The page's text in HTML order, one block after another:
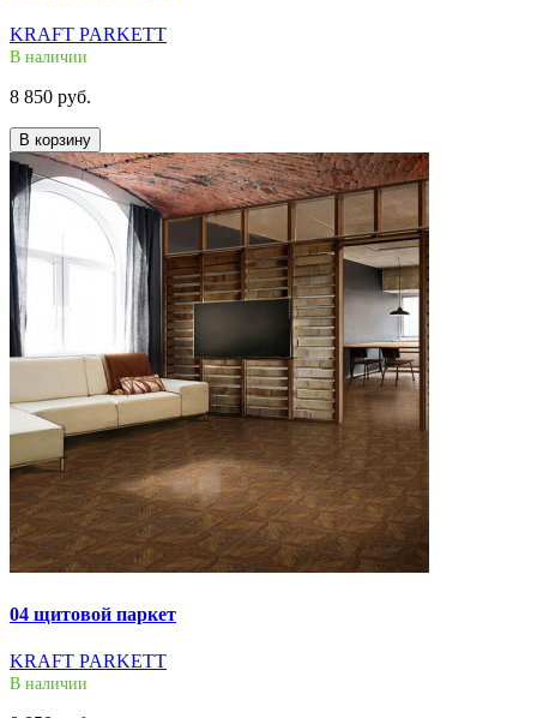
KRAFT PARKETT
В наличии
8 850 руб.
В корзину
04 щитовой паркет
KRAFT PARKETT
В наличии